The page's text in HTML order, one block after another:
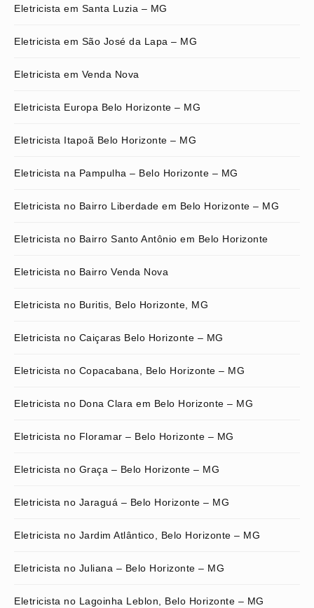
Eletricista em Santa Luzia – MG
Eletricista em São José da Lapa – MG
Eletricista em Venda Nova
Eletricista Europa Belo Horizonte – MG
Eletricista Itapoã Belo Horizonte – MG
Eletricista na Pampulha – Belo Horizonte – MG
Eletricista no Bairro Liberdade em Belo Horizonte – MG
Eletricista no Bairro Santo Antônio em Belo Horizonte
Eletricista no Bairro Venda Nova
Eletricista no Buritis, Belo Horizonte, MG
Eletricista no Caiçaras Belo Horizonte – MG
Eletricista no Copacabana, Belo Horizonte – MG
Eletricista no Dona Clara em Belo Horizonte – MG
Eletricista no Floramar – Belo Horizonte – MG
Eletricista no Graça – Belo Horizonte – MG
Eletricista no Jaraguá – Belo Horizonte – MG
Eletricista no Jardim Atlântico, Belo Horizonte – MG
Eletricista no Juliana – Belo Horizonte – MG
Eletricista no Lagoinha Leblon, Belo Horizonte – MG